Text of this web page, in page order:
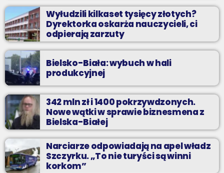
Wyłudzili kilkaset tysięcy złotych?
Dyrektorka oskarża nauczycieli, ci
odpierają zarzuty
Bielsko-Biała: wybuch w hali
produkcyjnej
342 mln zł i 1400 pokrzywdzonych.
Nowe wątki w sprawie biznesmena z
Bielska-Białej
Narciarze odpowiadają na apel władz
Szczyrku. „To nie turyści są winni
korkom”